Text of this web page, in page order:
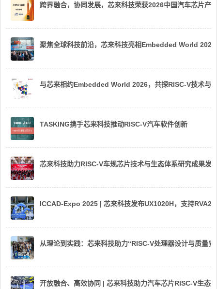
跨界融合，协同发展，芯来科技荣获2026中国汽车芯片产
聚焦全球科技前沿，芯来科技亮相Embedded World 2026
与芯来相约Embedded World 2026，共探RISC-V技术与
TASKING携手芯来科技推动RISC-V汽车软件创新
芯来科技助力RISC-V车规芯片技术与生态体系研究成果发
ICCAD-Expo 2025 | 芯来科技发布UX1020H，支持
从理论到实践：芯来科技助力“RISC-V处理器设计与质量
开放融合、高效协同 | 芯来科技助力汽车芯片RISC-V生态